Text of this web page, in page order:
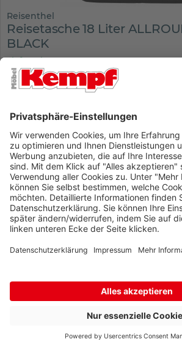
Reisenthel
Reisetasche 18 Liter
BLACK
Lieferzeit 1 - 3 Tage
Riesige Auswahl
Vieles sofort verfügbar
Kostenlose Abholung möglich
Ratenzahlung möglich
IMMER AUF DEM
AKTUELLE AKTIONEN,
WOHNIDEEN